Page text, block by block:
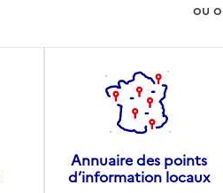
ou
Annuaire des points
d’information locaux